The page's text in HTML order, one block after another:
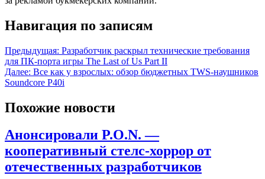
Навигация по записям
Предыдущая: Разработчик раскрыл технические требования
для ПК-порта игры The Last of Us Part II
Далее: Все как у взрослых: обзор бюджетных TWS-наушников
Soundcore P40i
Похожие новости
Анонсировали P.O.N. —
кооперативный стелс-хоррор от
отечественных разработчиков